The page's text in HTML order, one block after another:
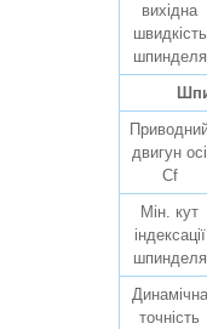
вихідна
швидкість
шпинделя
двигун осі
Cf
Мін. кут
індексації
шпинделя
Динамічна
точність